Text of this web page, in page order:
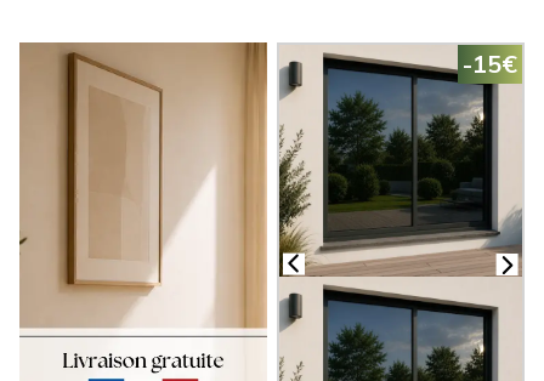
supérieure pour garantir leur durabilité et leur
résistance aux rayons UV. Que vous soyez
propriétaire d'une maison ou d'un
appartement, nos films anti-regard
peuvent
être installés facilement sur toutes les
surfaces vitrées, offrant une solution pratique
et économique pour améliorer votre vie
quotidienne en vous protégeant des regards
indiscrets. Profitez de nos fiches conseils et
de nos vidéos pour prendre vos mesures en
toute confiance et installer nosfilms sur-
mesure
en toute simplicité. Tous nos films
dépolis et occultants bénéficient de la
livraison gratuiteen France sans minimum
de commande, et de remises sur volume
pouvant atteindre -15% !
-15€